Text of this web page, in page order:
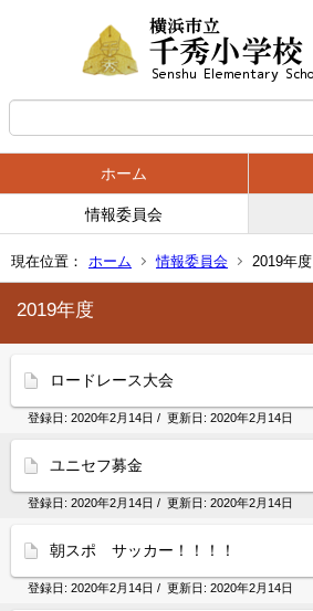
ホーム
情報委員会
現在位置： ホーム 情報委員会 2019年度
2019年度
ロードレース大会
登録日: 2020年2月14日 / 更新日: 2020年2月14日
ユニセフ募金
登録日: 2020年2月14日 / 更新日: 2020年2月14日
朝スポ サッカー！！！！
登録日: 2020年2月14日 / 更新日: 2020年2月14日